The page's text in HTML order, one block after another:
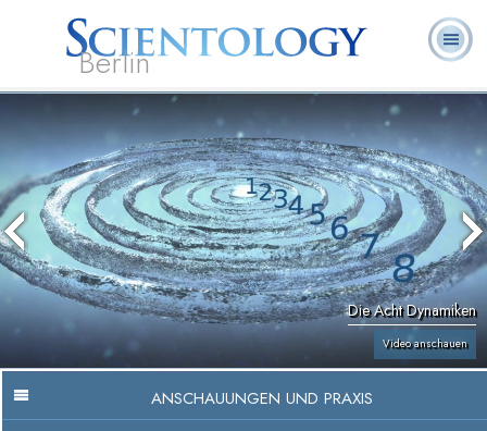
Berlin
Hubbard
Was ist
Scientology?
gestellte
Fragen
Bücher
Die Acht Dynamiken
Video anschauen
ANSCHAUUNGEN UND PRAXIS